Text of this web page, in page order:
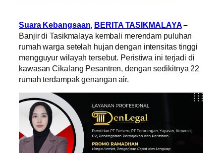
Suara Kebangsaan, BERITA TASIKMALAYA–
Banjir di Tasikmalaya kembali merendam puluhan
rumah warga setelah hujan dengan intensitas tinggi
mengguyur wilayah tersebut. Peristiwa ini terjadi di
kawasan Cikalang Pesantren, dengan sedikitnya 22
rumah terdampak genangan air.